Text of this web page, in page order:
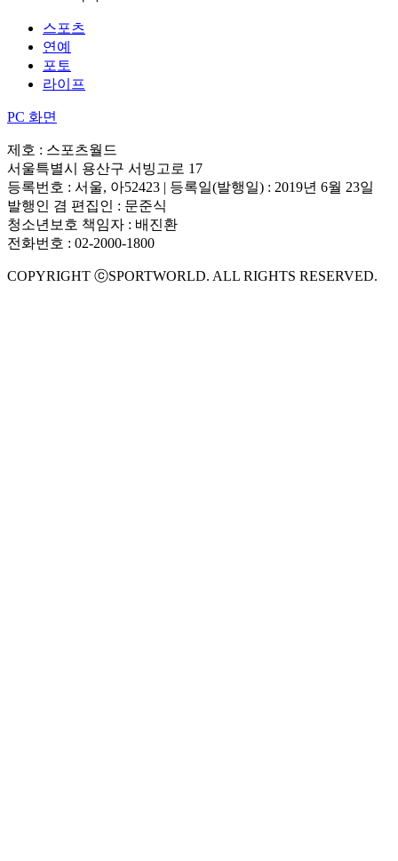
스포츠
연예
포토
라이프
PC 화면
제호 : 스포츠월드
서울특별시 용산구 서빙고로 17
등록번호 : 서울, 아52423 | 등록일(발행일) : 2019년 6월 23일
발행인 겸 편집인 : 문준식
청소년보호 책임자 : 배진환
전화번호 : 02-2000-1800
COPYRIGHT ⓒSPORTWORLD. ALL RIGHTS RESERVED.